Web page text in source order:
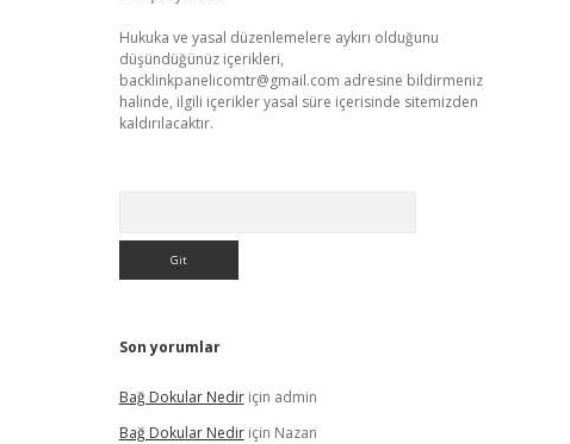
Hukuka ve yasal düzenlemelere aykırı olduğunu
düşündüğünüz içerikleri,
backlinkpanelicomtr@gmail.com adresine bildirmeniz
halinde, ilgili içerikler yasal süre içerisinde sitemizden
kaldırılacaktır.
Son yorumlar
Bağ Dokular Nediriçin admin
Bağ Dokular Nediriçin Nazan